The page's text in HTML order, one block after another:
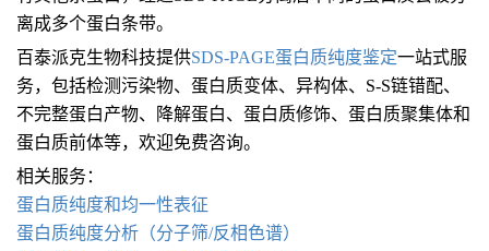
离成多个蛋白条带。
百泰派克生物科技提供SDS-PAGE蛋白质纯度鉴定一站式服
务，包括检测污染物、蛋白质变体、异构体、S-S链错配、
不完整蛋白产物、降解蛋白、蛋白质修饰、蛋白质聚集体和
蛋白质前体等，欢迎免费咨询。
相关服务：
蛋白质纯度和均一性表征
蛋白质纯度分析（分子筛/反相色谱）